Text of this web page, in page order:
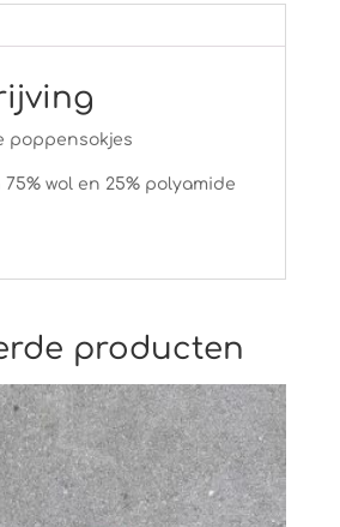
poppensokjes
wol en 25% polyamide
producten